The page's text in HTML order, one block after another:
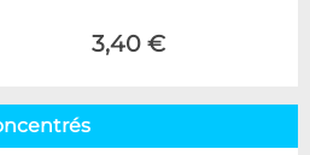
3,40 €